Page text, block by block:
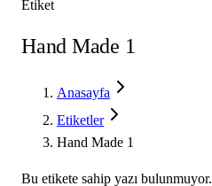
Etiket
Hand Made 1
Anasayfa
Etiketler
Hand Made 1
Bu etikete sahip yazı bulunmuyor.